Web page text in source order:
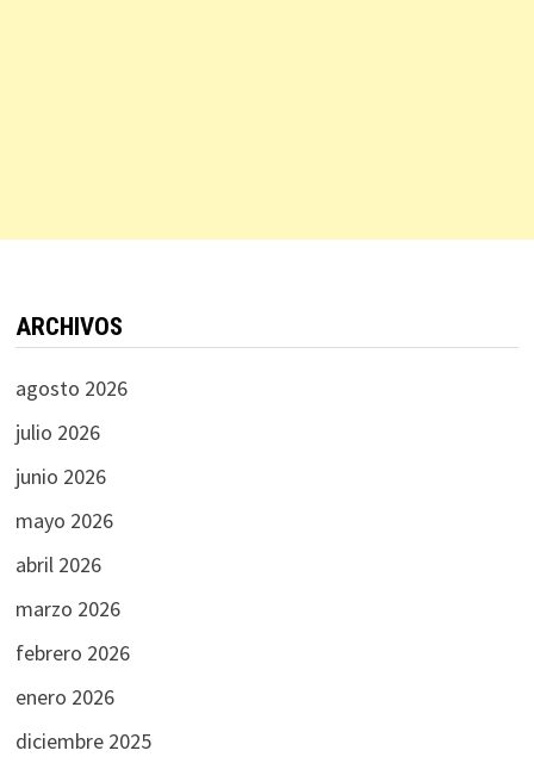
ARCHIVOS
agosto 2026
julio 2026
junio 2026
mayo 2026
abril 2026
marzo 2026
febrero 2026
enero 2026
diciembre 2025